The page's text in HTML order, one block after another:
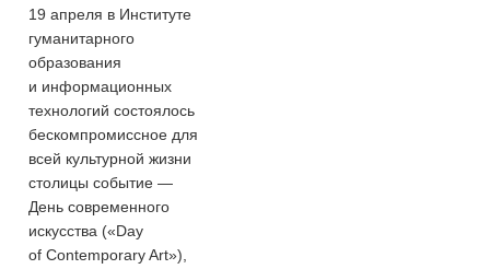
19 апреля в Институте
гуманитарного
образования
и информационных
технологий состоялось
бескомпромиссное для
всей культурной жизни
столицы событие —
День современного
искусства («Day
of Contemporary Art»),